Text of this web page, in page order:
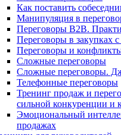
Как поставить
Манипуляция в
Переговоры B2B.
Переговоры в закупках
Переговоры и
Сложные переговоры
Сложные переговоры.
Телефонные переговоры
Тренинг продаж и
сильной конкуренции и
Эмоциональный
продажах